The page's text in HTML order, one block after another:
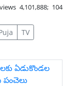
4,101,888; 104
TV
ఏడుకొండల